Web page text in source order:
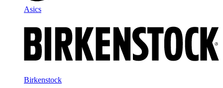
Asics
Birkenstock